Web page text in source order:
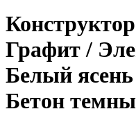
Графит /
Белый ясень
Бетон